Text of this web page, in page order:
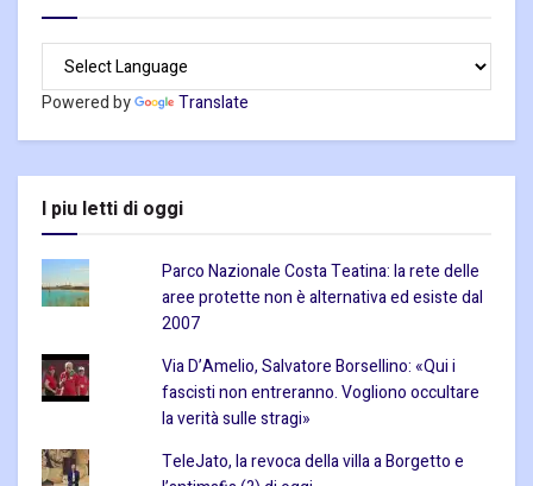
Powered by Translate
I piu letti di oggi
Parco Nazionale Costa Teatina: la rete delle
aree protette non è alternativa ed esiste dal
2007
Via D’Amelio, Salvatore Borsellino: «Qui i
fascisti non entreranno. Vogliono occultare
la verità sulle stragi»
TeleJato, la revoca della villa a Borgetto e